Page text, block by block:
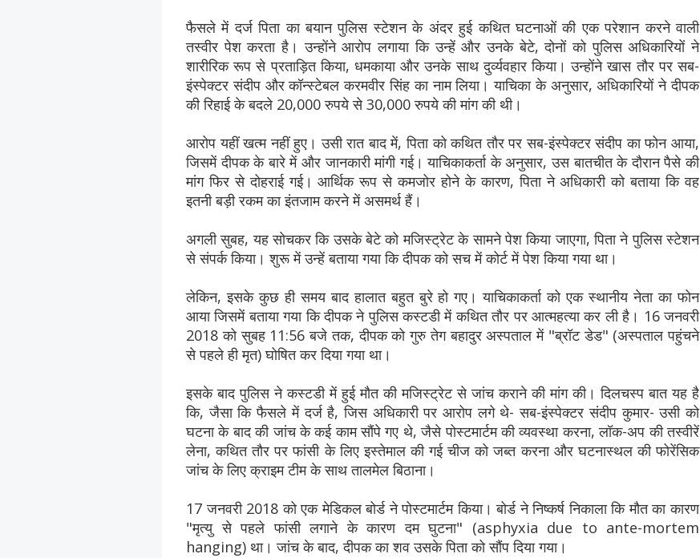
फैसले में दर्ज पिता का बयान पुलिस स्टेशन के अंदर हुई कथित घटनाओं की एक परेशान करने वाली
तस्वीर पेश करता है। उन्होंने आरोप लगाया कि उन्हें और उनके बेटे, दोनों को पुलिस अधिकारियों ने
शारीरिक रूप से प्रताड़ित किया, धमकाया और उनके साथ दुर्व्यवहार किया। उन्होंने खास तौर पर सब-
इंस्पेक्टर संदीप और कॉन्स्टेबल करमवीर सिंह का नाम लिया। याचिका के अनुसार, अधिकारियों ने दीपक
की रिहाई के बदले 20,000 रुपये से 30,000 रुपये की मांग की थी।
आरोप यहीं खत्म नहीं हुए। उसी रात बाद में, पिता को कथित तौर पर सब-इंस्पेक्टर संदीप का फोन आया,
जिसमें दीपक के बारे में और जानकारी मांगी गई। याचिकाकर्ता के अनुसार, उस बातचीत के दौरान पैसे की
मांग फिर से दोहराई गई। आर्थिक रूप से कमजोर होने के कारण, पिता ने अधिकारी को बताया कि वह
इतनी बड़ी रकम का इंतजाम करने में असमर्थ हैं।
अगली सुबह, यह सोचकर कि उसके बेटे को मजिस्ट्रेट के सामने पेश किया जाएगा, पिता ने पुलिस स्टेशन
से संपर्क किया। शुरू में उन्हें बताया गया कि दीपक को सच में कोर्ट में पेश किया गया था।
लेकिन, इसके कुछ ही समय बाद हालात बहुत बुरे हो गए। याचिकाकर्ता को एक स्थानीय नेता का फोन
आया जिसमें बताया गया कि दीपक ने पुलिस कस्टडी में कथित तौर पर आत्महत्या कर ली है। 16 जनवरी
2018 को सुबह 11:56 बजे तक, दीपक को गुरु तेग बहादुर अस्पताल में "ब्रॉट डेड" (अस्पताल पहुंचने
से पहले ही मृत) घोषित कर दिया गया था।
इसके बाद पुलिस ने कस्टडी में हुई मौत की मजिस्ट्रेट से जांच कराने की मांग की। दिलचस्प बात यह है
कि, जैसा कि फैसले में दर्ज है, जिस अधिकारी पर आरोप लगे थे- सब-इंस्पेक्टर संदीप कुमार- उसी को
घटना के बाद की जांच के कई काम सौंपे गए थे, जैसे पोस्टमार्टम की व्यवस्था करना, लॉक-अप की तस्वीरें
लेना, कथित तौर पर फांसी के लिए इस्तेमाल की गई चीज को जब्त करना और घटनास्थल की फोरेंसिक
जांच के लिए क्राइम टीम के साथ तालमेल बिठाना।
17 जनवरी 2018 को एक मेडिकल बोर्ड ने पोस्टमार्टम किया। बोर्ड ने निष्कर्ष निकाला कि मौत का कारण
"मृत्यु से पहले फांसी लगाने के कारण दम घुटना" (asphyxia due to ante-mortem
hanging) था। जांच के बाद, दीपक का शव उसके पिता को सौंप दिया गया।